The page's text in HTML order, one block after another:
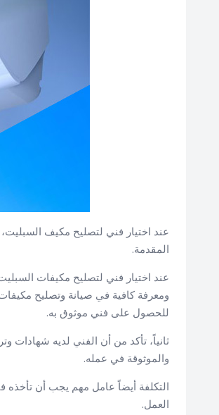
عند اختيار فني لتصليح مكيف
المقدمة.
عند اختيار فني لتصليح مكيفات
ومعرفة كافية في صيانة وتصليح
للحصول على فني موثوق به.
ثانياً، تأكد من أن الفني لديه شهادات
والموثوقة في عمله.
التكلفة أيضاً عامل مهم يجب أن تأخذه
العمل.